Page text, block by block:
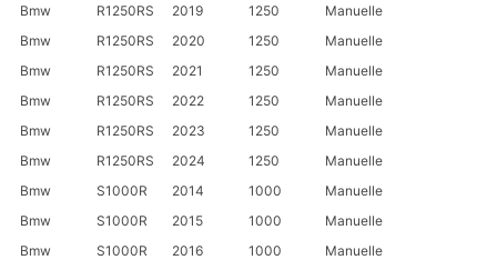
Bmw
R1250RS 2019 1250
Manuelle
Bmw
R1250RS 2020 1250
Manuelle
Bmw
R1250RS 2021 1250
Manuelle
Bmw
R1250RS 2022 1250
Manuelle
Bmw
R1250RS 2023 1250
Manuelle
Bmw
R1250RS 2024 1250
Manuelle
Bmw
S1000R 2014 1000
Manuelle
Bmw
S1000R 2015 1000
Manuelle
Bmw
S1000R 2016 1000
Manuelle